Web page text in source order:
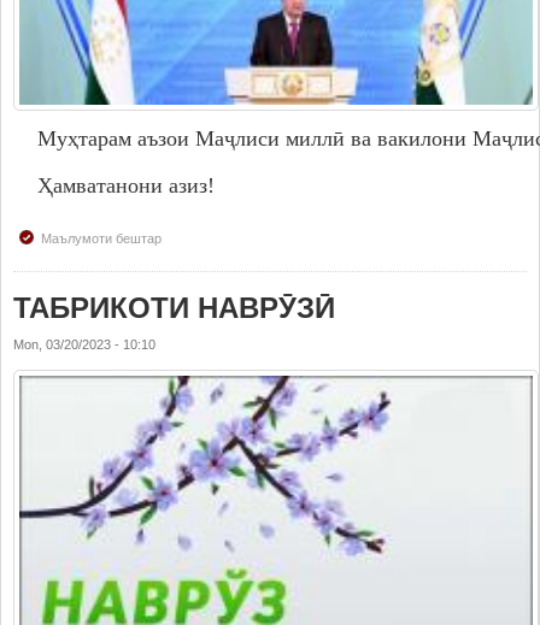
Муҳтарам аъзои Маҷлиси миллӣ ва вакилони
Ҳамватанони азиз!
Маълумоти бештар
ТАБРИКОТИ НАВРӮЗӢ
Mon, 03/20/2023 - 10:10